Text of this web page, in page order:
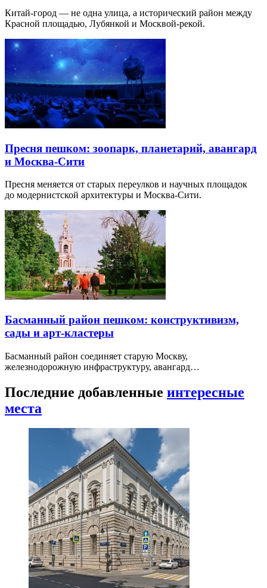
Китай-город — не одна улица, а исторический район между
Красной площадью, Лубянкой и Москвой-рекой.
Пресня пешком: зоопарк, планетарий, авангард
и Москва-Сити
Пресня меняется от старых переулков и научных площадок
до модернистской архитектуры и Москва-Сити.
Басманный район пешком: конструктивизм,
сады и арт-кластеры
Басманный район соединяет старую Москву,
железнодорожную инфраструктуру, авангард…
Последние добавленные интересные
места